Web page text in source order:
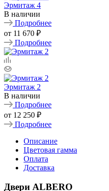
Эрмитаж 4
В наличии
Подробнее
от 11 670 ₽
Подробнее
Эрмитаж 2
В наличии
Подробнее
от 12 250 ₽
Подробнее
Описание
Цветовая гамма
Оплата
Доставка
Двери ALBERO